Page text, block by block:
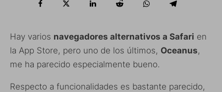
Hay varios navegadores alternativos a Safari en
la App Store, pero uno de los últimos, Oceanus,
me ha parecido especialmente bueno.
Respecto a funcionalidades es bastante parecido,